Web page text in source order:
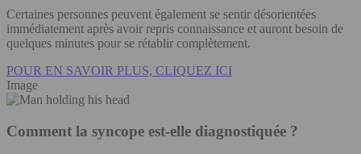
Certaines personnes peuvent également se sentir désorientées
immédiatement après avoir repris connaissance et auront besoin de
quelques minutes pour se rétablir complètement.
POUR EN SAVOIR PLUS, CLIQUEZ ICI
Image
Comment la syncope est-elle diagnostiquée ?